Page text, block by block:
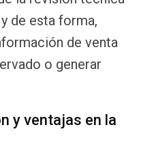
de esta forma,
de venta
o generar
y ventajas en la